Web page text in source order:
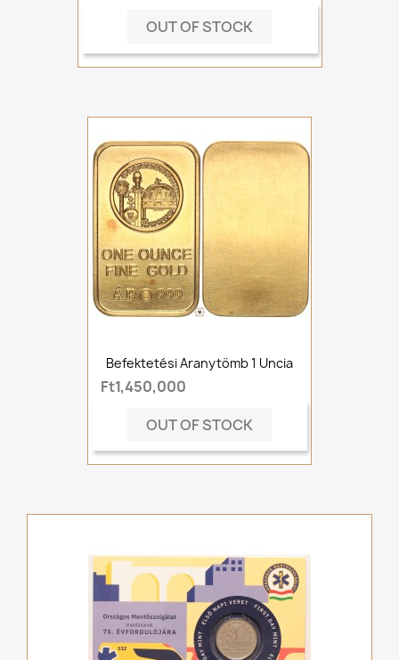
OUT OF STOCK
Befektetési Aranytömb 1 Uncia
Ft1,450,000
OUT OF STOCK